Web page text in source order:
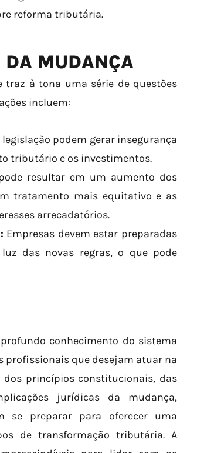
reforma tributária.
DA MUDANÇA
à tona uma série de questões
incluem:
podem gerar insegurança
tributário e os investimentos.
resultar em um aumento dos
tratamento mais equitativo e as
arrecadatórios.
Empresas devem estar preparadas
das novas regras, o que pode
conhecimento do sistema
profissionais que desejam atuar na
princípios constitucionais, das
jurídicas da mudança,
se preparar para oferecer uma
de transformação tributária. A